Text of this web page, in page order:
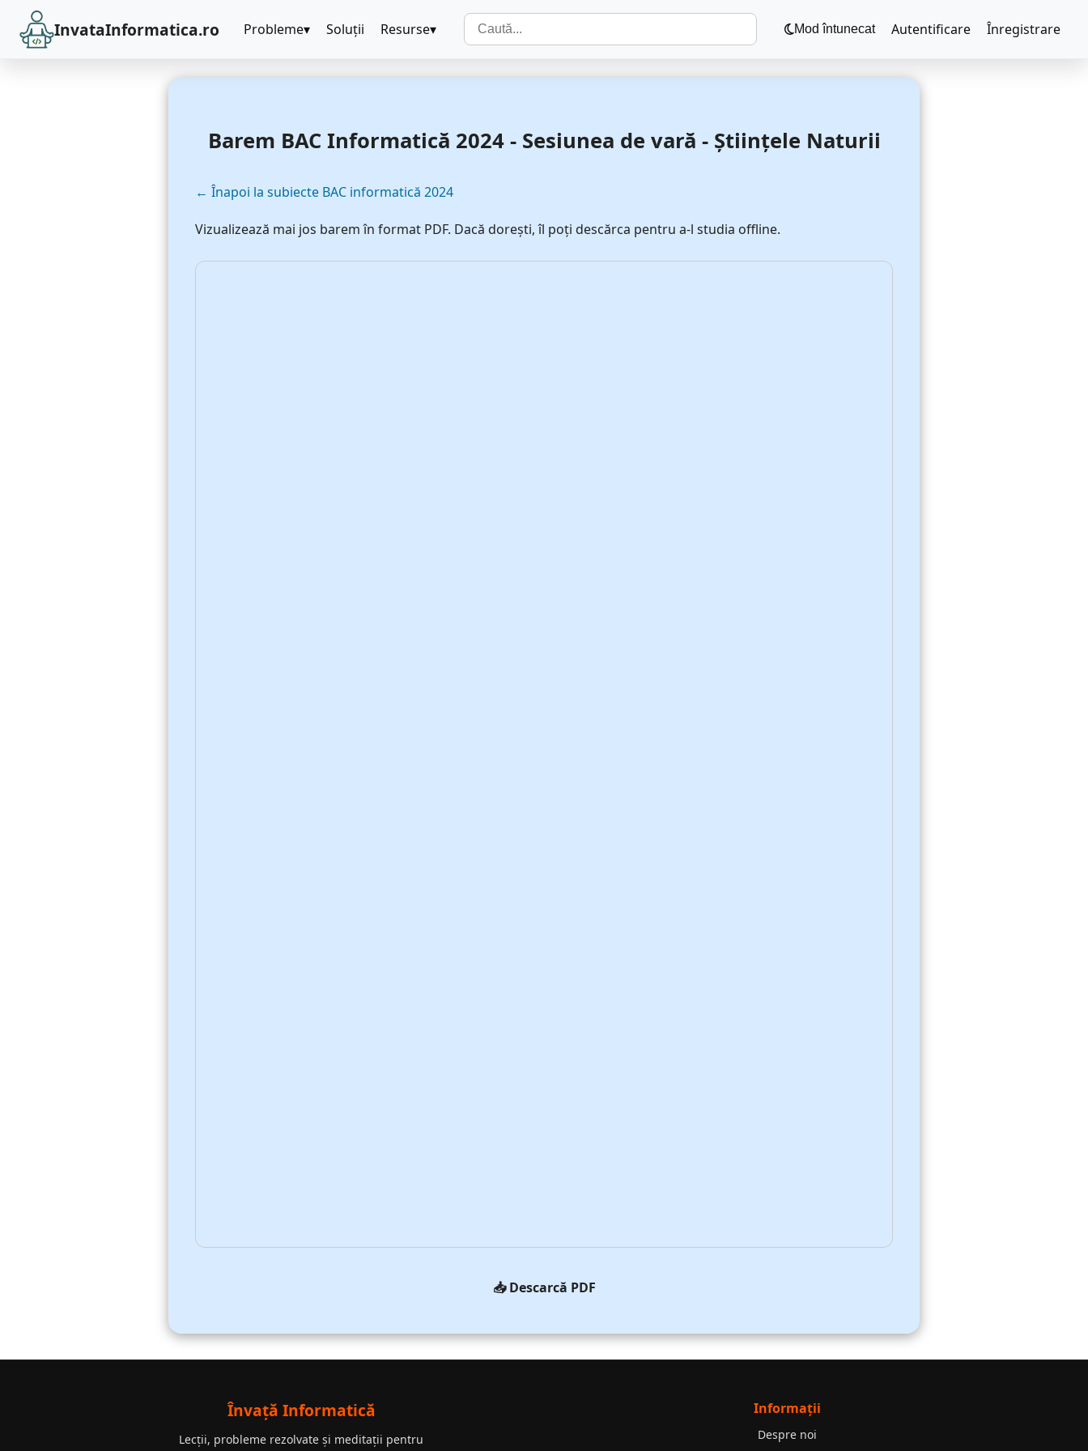
InvataInformatica.ro Probleme Soluții Resurse Mod întunecat Autentificare Înregistrare
Barem BAC Informatică 2024 - Sesiunea de vară - Științele Naturii
← Înapoi la subiecte BAC informatică 2024
Vizualizează mai jos barem în format PDF. Dacă dorești, îl poți descărca pentru a-l studia offline.
📥 Descarcă PDF
Învață Informatică
Lecții, probleme rezolvate și meditații pentru
Informații
Despre noi